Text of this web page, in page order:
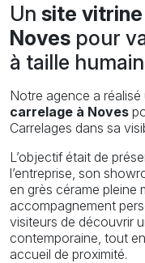
Un site vitrine
Noves pour
à taille
Notre agence a réalisé
carrelage à Noves
Carrelages dans sa
L’objectif était de
l’entreprise, son
en grès cérame pleine
accompagnement
visiteurs de découvrir
contemporaine, tout
accueil de proximité.